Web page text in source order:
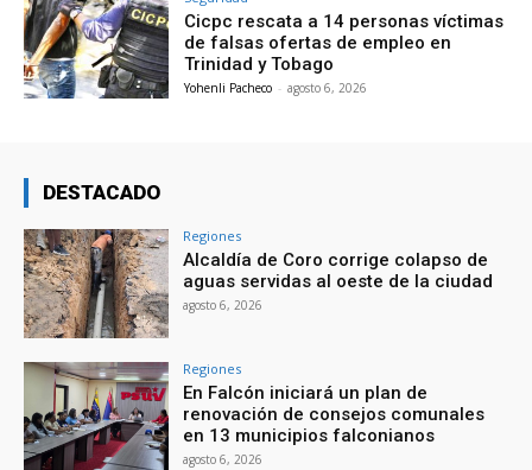
Cicpc rescata a 14 personas víctimas
de falsas ofertas de empleo en
Trinidad y Tobago
Yohenli Pacheco - agosto 6, 2026
DESTACADO
Regiones
Alcaldía de Coro corrige colapso de
aguas servidas al oeste de la ciudad
agosto 6, 2026
Regiones
En Falcón iniciará un plan de
renovación de consejos comunales
en 13 municipios falconianos
agosto 6, 2026